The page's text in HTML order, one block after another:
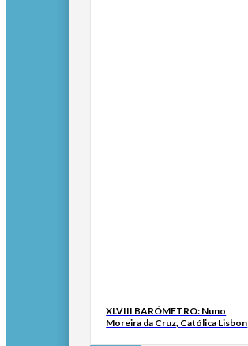
XLVIII BARÓMETRO: Nuno
Moreira da Cruz, Católica Lisbon